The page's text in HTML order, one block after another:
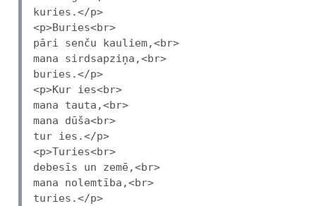
kuries.</p>
<p>Buries<br>
pāri senču kauliem,<br>
mana sirdsapziņa,<br>
buries.</p>
<p>Kur ies<br>
mana tauta,<br>
mana dūša<br>
tur ies.</p>
<p>Turies<br>
debesīs un zemē,<br>
mana nolemtība,<br>
turies.</p>